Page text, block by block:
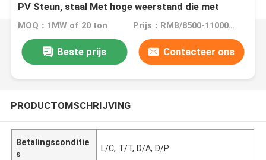
PV Steun, staal Met hoge weerstand die met
aluminium-magnesium-zink materiaal wordt
MOQ：1MW of 20 ton Prijs：RMB/8500-11000/tons
Beste prijs Contacteer ons
PRODUCTOMSCHRIJVING
Betalingsconditie
s
L/C, T/T, D/A, D/P